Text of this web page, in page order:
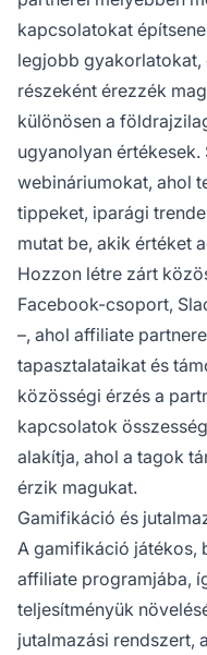
kapcsolatokat
legjobb
részeként érezzék
különösen a
ugyanolyan értékesek.
webináriumokat, ahol
tippeket, iparági
mutat be, akik értéket
Hozzon létre zárt
Facebook-csoport,
–, ahol affiliate
tapasztalataikat és
közösségi érzés a
kapcsolatok
alakítja, ahol a tagok
érzik magukat.
Gamifikáció és
A gamifikáció játékos,
affiliate programjába,
teljesítményük
jutalmazási rendszert,